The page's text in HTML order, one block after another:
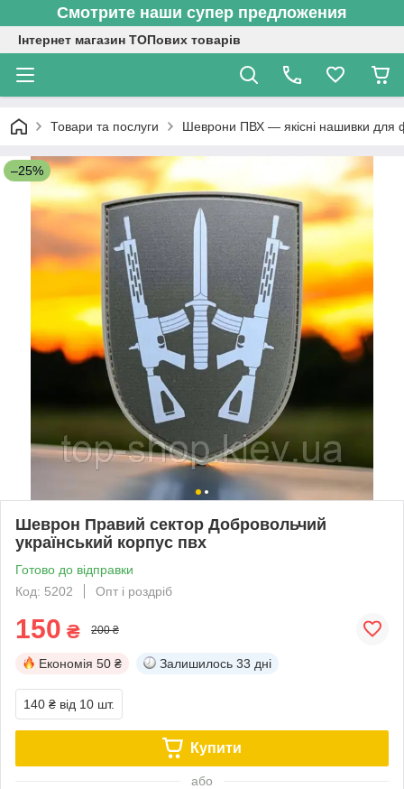
Смотрите наши супер предложения
Інтернет магазин ТОПових товарів
Товари та послуги Шеврони ПВХ — якісні нашивки для
–25%
Шеврон Правий сектор Добровольчий
український корпус пвх
Готово до відправки
Код: 5202
Опт і роздріб
150 ₴ 200 ₴
Економія 50 ₴ Залишилось 33 дні
140 ₴ від 10 шт.
Купити
або